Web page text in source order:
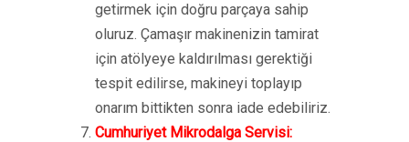
getirmek için doğru parçaya sahip
oluruz. Çamaşır makinenizin tamirat
için atölyeye kaldırılması gerektiği
tespit edilirse, makineyi toplayıp
onarım bittikten sonra iade edebiliriz.
Cumhuriyet Mikrodalga Servisi: